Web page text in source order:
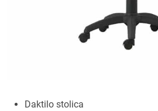
Daktilo stolica